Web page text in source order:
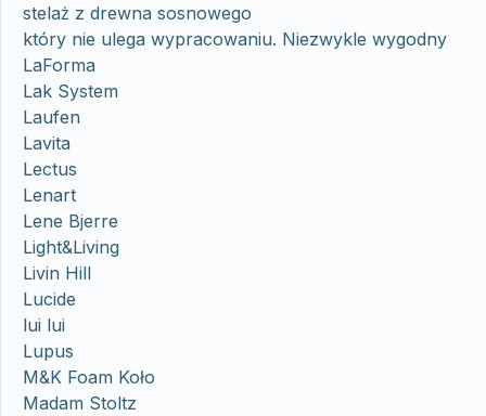
stelaż z drewna sosnowego
który nie ulega wypracowaniu. Niezwykle wygodny
LaForma
Lak System
Laufen
Lavita
Lectus
Lenart
Lene Bjerre
Light&Living
Livin Hill
Lucide
lui lui
Lupus
M&K Foam Koło
Madam Stoltz